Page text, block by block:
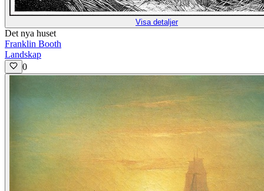
Visa detaljer
Det nya huset
Franklin Booth
Landskap
0